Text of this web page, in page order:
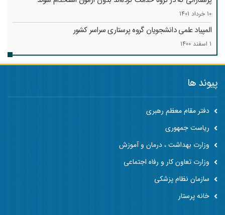
10 خرداد 1401
المپیاد علمی دانشجویان گروه پرستاری سراسر کشور
1 اسفند 1400
پیوند ها
دفتر مقام معظم رهبری
ریاست جمهوری
وزارت بهداشت ، درمان و آموزش
وزارت تعاون کار و رفاه اجتماعی
سازمان نظام پزشکی
خانه پرستار